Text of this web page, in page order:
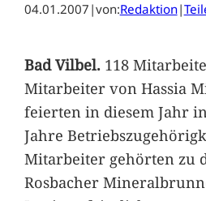
04.01.2007 |von:Redaktion|
Bad Vilbel.118
Mitarbeiter von Hassia
feierten in diesem Jahr
Jahre
Mitarbeiter gehörten zu
Rosbacher